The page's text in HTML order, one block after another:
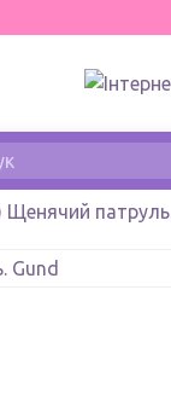
Щенячий